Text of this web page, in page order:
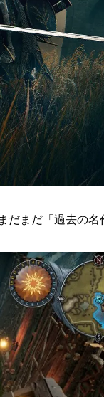
だまだ「過去の